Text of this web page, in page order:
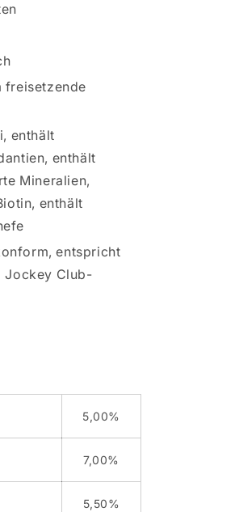
freisetzende
enthält
enthält
Mineralien,
enthält
entspricht
Jockey Club-
5,00%
7,00%
5,50%